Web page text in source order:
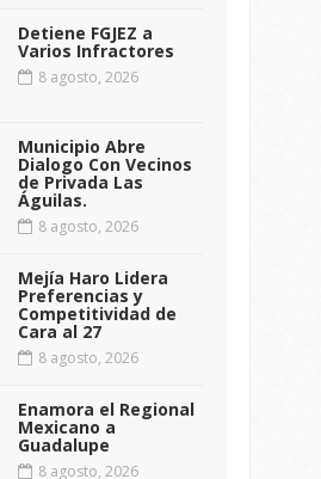
Detiene FGJEZ a
Varios Infractores
8 agosto, 2026
Municipio Abre
Dialogo Con Vecinos
de Privada Las
Águilas.
8 agosto, 2026
Mejía Haro Lidera
Preferencias y
Competitividad de
Cara al 27
8 agosto, 2026
Enamora el Regional
Mexicano a
Guadalupe
8 agosto, 2026